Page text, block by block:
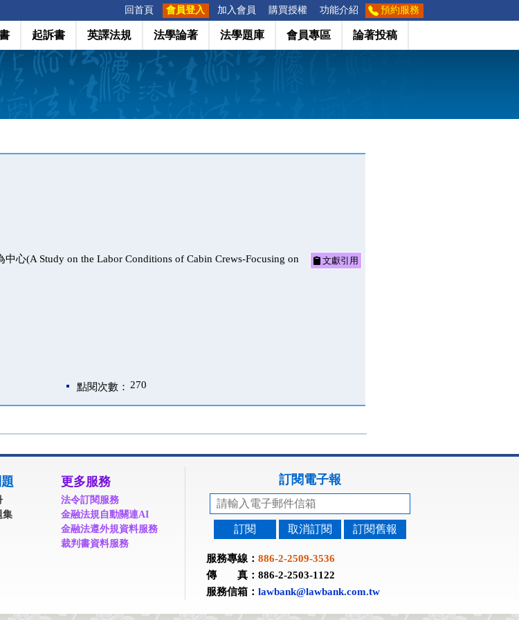
回首頁 會員登入 加入會員 購買授權 功能介紹 預約服務
起訴書 英譯法規 法學論著 法學題庫 會員專區 論著投稿
心(A Study on the Labor Conditions of Cabin Crews-Focusing on
文獻引用
點閱次數： 270
集
更多服務
法令訂閱服務
金融法規自動關連AI
金融法遵外規資料服務
裁判書資料服務
訂閱電子報
訂閱 取消訂閱 訂閱舊報
服務專線： 886-2-2509-3536
傳 真：886-2-2503-1122
服務信箱： lawbank@lawbank.com.tw